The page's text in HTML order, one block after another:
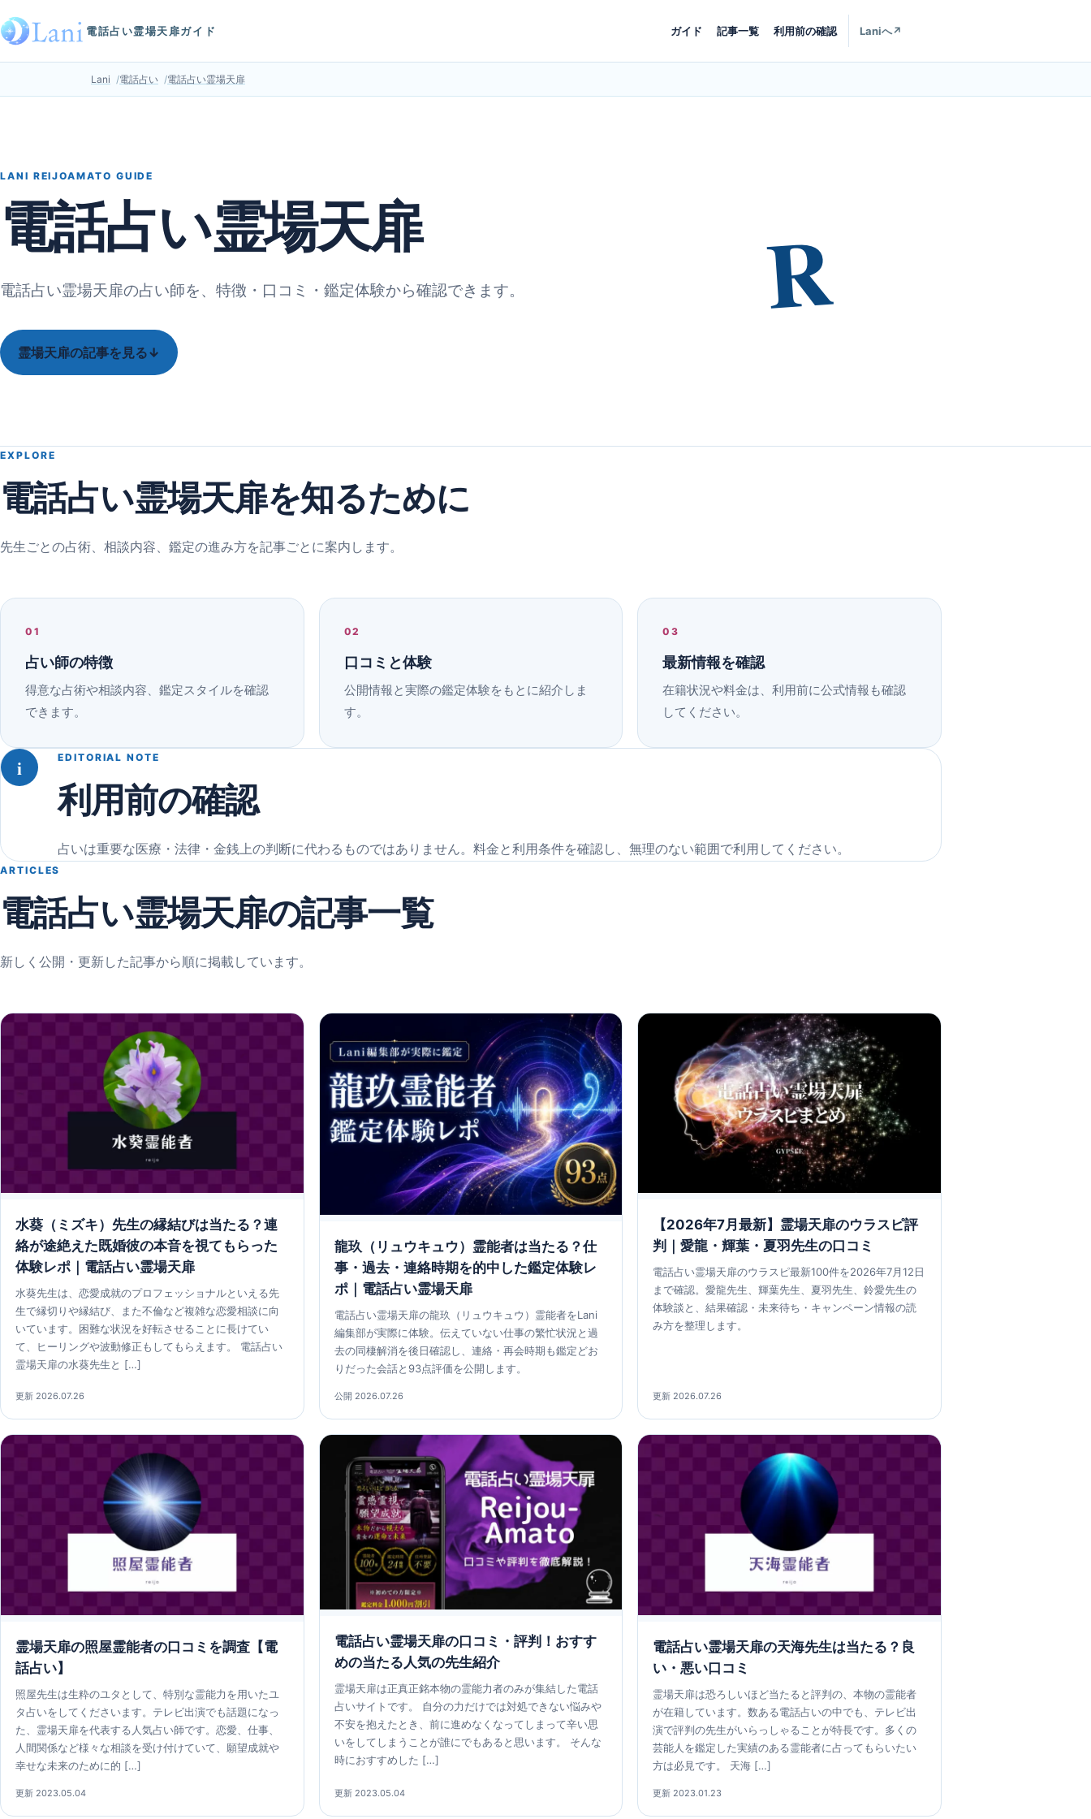
電話占い霊場天扉ガイド ガイド 記事一覧 利用前の確認 Laniへ↗
Lani 電話占い 電話占い霊場天扉
LANI REIJOAMATO GUIDE
電話占い霊場天扉
電話占い霊場天扉の占い師を、特徴・口コミ・鑑定体験から確認できます。
霊場天扉の記事を見る↓
R
EXPLORE
電話占い霊場天扉を知るために
先生ごとの占術、相談内容、鑑定の進み方を記事ごとに案内します。
01
占い師の特徴
得意な占術や相談内容、鑑定スタイルを確認
できます。
02
口コミと体験
公開情報と実際の鑑定体験をもとに紹介しま
す。
03
最新情報を確認
在籍状況や料金は、利用前に公式情報も確認
してください。
i EDITORIAL NOTE
利用前の確認
占いは重要な医療・法律・金銭上の判断に代わるものではありません。料金と利用条件を確認し、無理のない範囲で利用してください。
ARTICLES
電話占い霊場天扉の記事一覧
新しく公開・更新した記事から順に掲載しています。
水葵（ミズキ）先生の縁結びは当たる？連
絡が途絶えた既婚彼の本音を視てもらった
体験レポ｜電話占い霊場天扉
水葵先生は、恋愛成就のプロフェッショナルといえる先
生で縁切りや縁結び、また不倫など複雑な恋愛相談に向
いています。困難な状況を好転させることに長けてい
て、ヒーリングや波動修正もしてもらえます。 電話占い
霊場天扉の水葵先生と […]
更新 2026.07.26
龍玖（リュウキュウ）霊能者は当たる？仕
事・過去・連絡時期を的中した鑑定体験レ
ポ｜電話占い霊場天扉
電話占い霊場天扉の龍玖（リュウキュウ）霊能者をLani
編集部が実際に体験。伝えていない仕事の繁忙状況と過
去の同棲解消を後日確認し、連絡・再会時期も鑑定どお
りだった会話と93点評価を公開します。
公開 2026.07.26
【2026年7月最新】霊場天扉のウラスピ評
判｜愛龍・輝葉・夏羽先生の口コミ
電話占い霊場天扉のウラスピ最新100件を2026年7月12日
まで確認。愛龍先生、輝葉先生、夏羽先生、鈴愛先生の
体験談と、結果確認・未来待ち・キャンペーン情報の読
み方を整理します。
更新 2026.07.26
霊場天扉の照屋霊能者の口コミを調査【電
話占い】
照屋先生は生粋のユタとして、特別な霊能力を用いたユ
タ占いをしてくださいます。テレビ出演でも話題になっ
た、霊場天扉を代表する人気占い師です。恋愛、仕事、
人間関係など様々な相談を受け付けていて、願望成就や
幸せな未来のために的 […]
更新 2023.05.04
電話占い霊場天扉の口コミ・評判！おすす
めの当たる人気の先生紹介
霊場天扉は正真正銘本物の霊能力者のみが集結した電話
占いサイトです。 自分の力だけでは対処できない悩みや
不安を抱えたとき、前に進めなくなってしまって辛い思
いをしてしまうことが誰にでもあると思います。 そんな
時におすすめした […]
更新 2023.05.04
電話占い霊場天扉の天海先生は当たる？良
い・悪い口コミ
霊場天扉は恐ろしいほど当たると評判の、本物の霊能者
が在籍しています。数ある電話占いの中でも、テレビ出
演で評判の先生がいらっしゃることが特長です。多くの
芸能人を鑑定した実績のある霊能者に占ってもらいたい
方は必見です。 天海 […]
更新 2023.01.23